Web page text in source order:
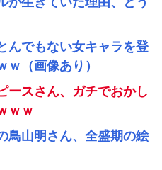
んでもない女キャラを登
（画像あり）
ースさん、ガチでおかし
ｗｗ
鳥山明さん、全盛期の絵